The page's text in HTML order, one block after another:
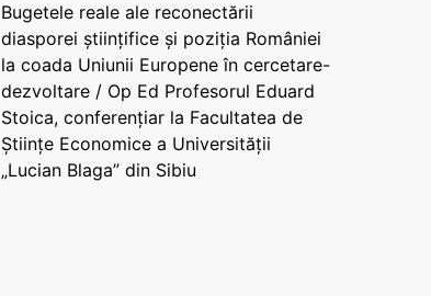
Bugetele reale ale reconectării
diasporei științifice și poziția României
la coada Uniunii Europene în cercetare-
dezvoltare / Op Ed Profesorul Eduard
Stoica, conferențiar la Facultatea de
Științe Economice a Universității
„Lucian Blaga” din Sibiu